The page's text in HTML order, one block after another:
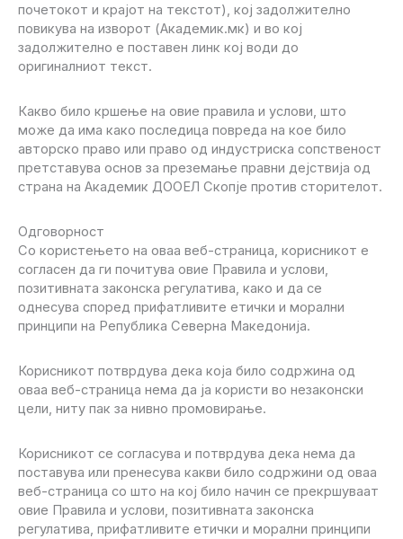
почетокот и крајот на текстот), кој задолжително
повикува на изворот (Академик.мк) и во кој
задолжително е поставен линк кој води до
оригиналниот текст.
Какво било кршење на овие правила и услови, што
може да има како последица повреда на кое било
авторско право или право од индустриска сопственост
претставува основ за преземање правни дејствија од
страна на Академик ДООЕЛ Скопје против сторителот.
Одговорност
Со користењето на оваа веб-страница, корисникот е
согласен да ги почитува овие Правила и услови,
позитивната законска регулатива, како и да се
однесува според прифатливите етички и морални
принципи на Република Северна Македонија.
Корисникот потврдува дека која било содржина од
оваа веб-страница нема да ја користи во незаконски
цели, ниту пак за нивно промовирање.
Корисникот се согласува и потврдува дека нема да
поставува или пренесува какви било содржини од оваа
веб-страница со што на кој било начин се прекршуваат
овие Правила и услови, позитивната законска
регулатива, прифатливите етички и морални принципи